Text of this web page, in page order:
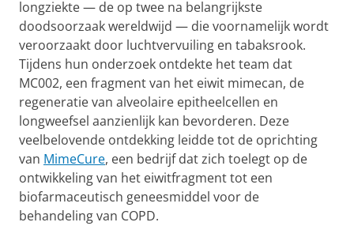
longziekte — de op twee na belangrijkste
doodsoorzaak wereldwijd — die voornamelijk wordt
veroorzaakt door luchtvervuiling en tabaksrook.
Tijdens hun onderzoek ontdekte het team dat
MC002, een fragment van het eiwit mimecan, de
regeneratie van alveolaire epitheelcellen en
longweefsel aanzienlijk kan bevorderen. Deze
veelbelovende ontdekking leidde tot de oprichting
van MimeCure, een bedrijf dat zich toelegt op de
ontwikkeling van het eiwitfragment tot een
biofarmaceutisch geneesmiddel voor de
behandeling van COPD.